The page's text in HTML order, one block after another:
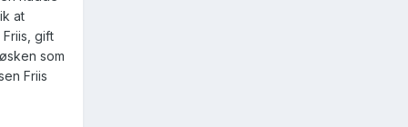
at
gift
som
Friis